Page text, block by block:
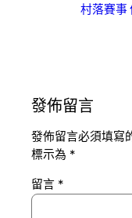
村落賽事
發佈留言
發佈留言必須填寫
標示為 *
留言 *